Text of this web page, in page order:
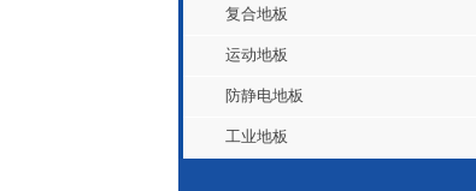
复合地板
运动地板
防静电地板
工业地板